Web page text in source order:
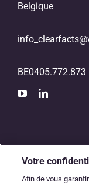
Belgique
BE0405.772.873
Votre
Afin de vous